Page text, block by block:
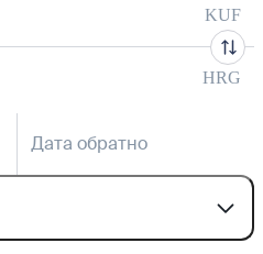
KUF
HRG
Дата обратно